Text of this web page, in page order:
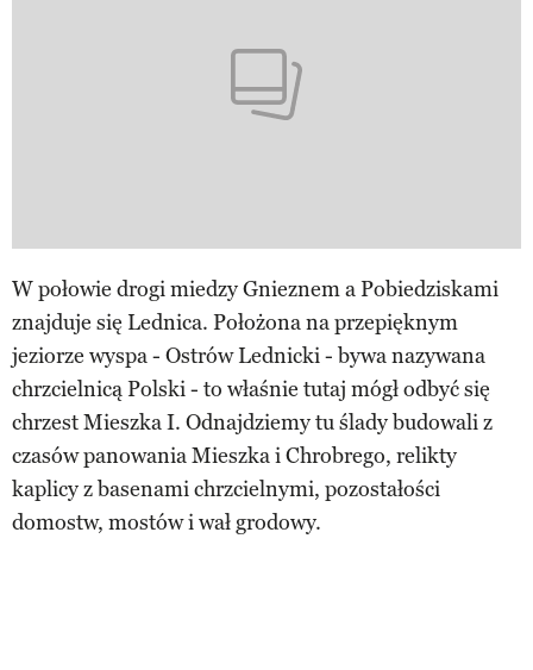
W połowie drogi miedzy Gnieznem a Pobiedziskami
znajduje się Lednica. Położona na przepięknym
jeziorze wyspa - Ostrów Lednicki - bywa nazywana
chrzcielnicą Polski - to właśnie tutaj mógł odbyć się
chrzest Mieszka I. Odnajdziemy tu ślady budowali z
czasów panowania Mieszka i Chrobrego, relikty
kaplicy z basenami chrzcielnymi, pozostałości
domostw, mostów i wał grodowy.